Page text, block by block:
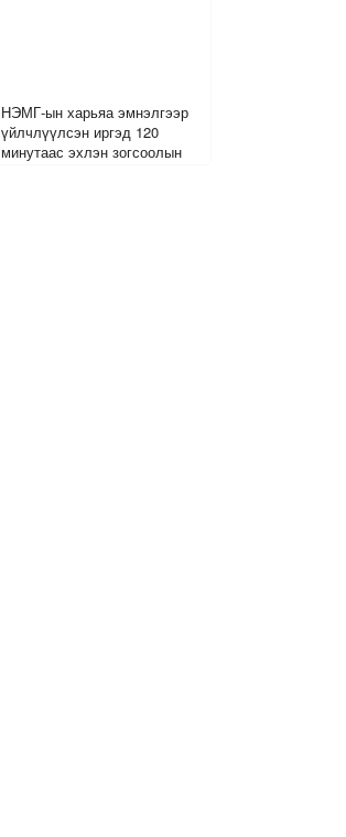
НЭМГ-ын харьяа эмнэлгээр
үйлчлүүлсэн иргэд 120
минутаас эхлэн зогсоолын